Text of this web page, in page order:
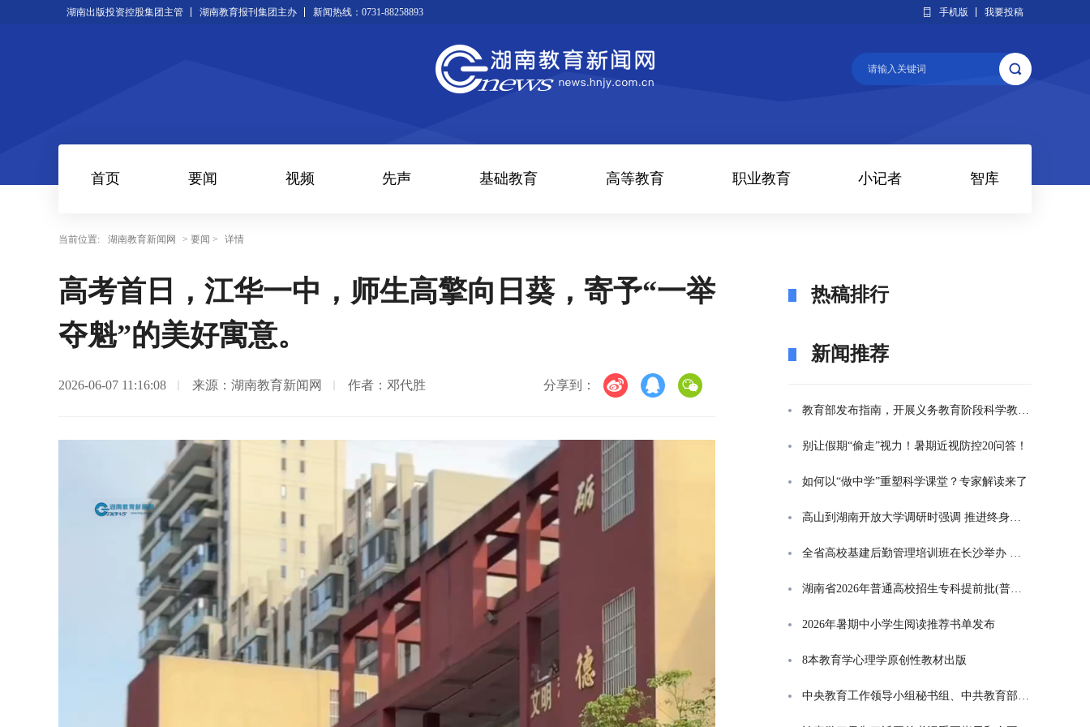
湖南出版投资控股集团主管 湖南教育报刊集团主办 新闻热线：0731-88258893 手机版 我要投稿
首页 要闻 视频 先声 基础教育 高等教育 职业教育 小记者 智库
当前位置: 湖南教育新闻网 > 要闻 > 详情
高考首日，江华一中，师生高擎向日葵，寄予“一举
夺魁”的美好寓意。
2026-06-07 11:16:08 来源：湖南教育新闻网 作者：邓代胜 分享到：
热稿排行
新闻推荐
教育部发布指南，开展义务教育阶段科学教育“做中学”领航行动
别让假期“偷走”视力！暑期近视防控20问答！
如何以“做中学”重塑科学课堂？专家解读来了
高山到湖南开放大学调研时强调 推进终身教育发展 在服务学习型社会建设中走好转型升级发展之路
全省高校基建后勤管理培训班在长沙举办 高山出席开班式并讲话
湖南省2026年普通高校招生专科提前批(普通类定向培养军士)征集志愿投档分数线
2026年暑期中小学生阅读推荐书单发布
8本教育学心理学原创性教材出版
中央教育工作领导小组秘书组、中共教育部党组印发通知，部署学习贯彻习近平总书记对基础教育工作重要指示精神